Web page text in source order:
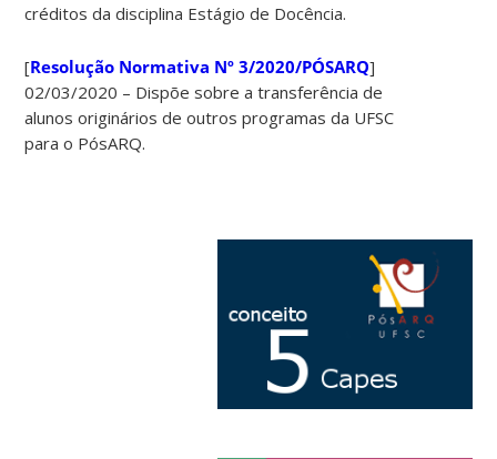
créditos da disciplina Estágio de Docência.
[Resolução Normativa Nº 3/2020/PÓSARQ]
02/03/2020 – Dispõe sobre a transferência de
alunos originários de outros programas da UFSC
para o PósARQ.